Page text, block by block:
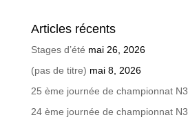
Articles récents
Stages d’été mai 26, 2026
(pas de titre) mai 8, 2026
25 ème journée de championnat N3
24 ème journée de championnat N3